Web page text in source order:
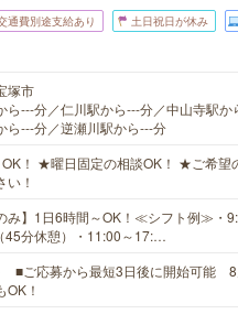
通費別途支給あり 土日祝日が休み
塚市
ら---分／仁川駅から---分／中山寺駅か
ら---分／逆瀬川駅から---分
！ ★曜日固定の相談OK！ ★ご希望
い！
み】1日6時間～OK！≪シフト例≫・
45分休憩）・11:00～17:…
■ご応募から最短3日後に開始可能 8
OK！